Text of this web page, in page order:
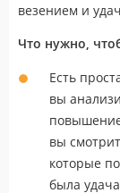
везением и
Что нужно,
Есть
вы
вы
которые
была